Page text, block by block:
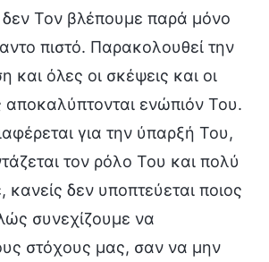
δεν Τον βλέπουμε παρά μόνο
πιστό. Παρακολουθεί την
και όλες οι σκέψεις και οι
αποκαλύπτονται ενώπιόν Του.
για την ύπαρξή Του,
τον ρόλο Του και πολύ
κανείς δεν υποπτεύεται ποιος
συνεχίζουμε να
στόχους μας, σαν να μην